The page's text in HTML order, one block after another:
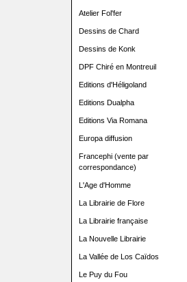
Atelier Fol'fer
Dessins de Chard
Dessins de Konk
DPF Chiré en Montreuil
Editions d'Héligoland
Editions Dualpha
Editions Via Romana
Europa diffusion
Francephi (vente par
correspondance)
L'Age d'Homme
La Librairie de Flore
La Librairie française
La Nouvelle Librairie
La Vallée de Los Caïdos
Le Puy du Fou